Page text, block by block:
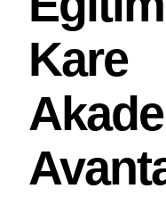
Kare